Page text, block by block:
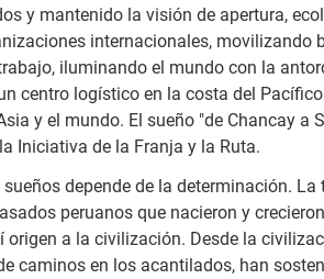
y mantenido la visión de apertura,
internacionales, movilizando
iluminando el mundo con la
centro logístico en la costa del
y el mundo. El sueño "de Chancay a
Iniciativa de la Franja y la Ruta.
depende de la determinación.
peruanos que nacieron y
origen a la civilización. Desde la
caminos en los acantilados, han